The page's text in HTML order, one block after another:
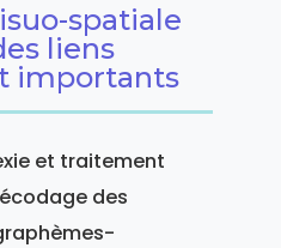
spatiale
liens
importants
et traitement
des